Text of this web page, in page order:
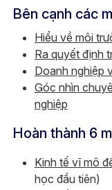
Bên cạnh các
Hiểu về môi
Ra quyết định
Doanh nghiệp
Góc nhìn
nghiệp
Hoàn thành 6
Kinh tế vĩ mô
học đầu tiên)